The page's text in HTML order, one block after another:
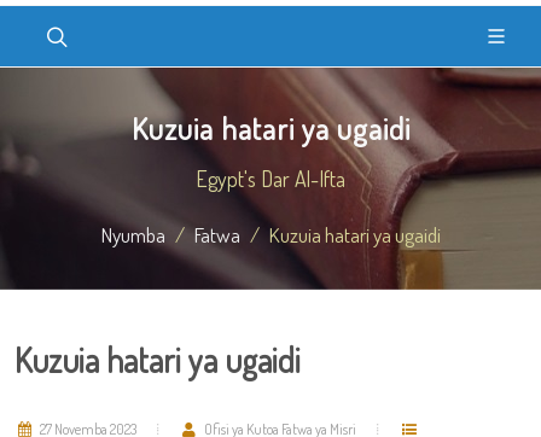
Kuzuia hatari ya ugaidi
Egypt's Dar Al-Ifta
Nyumba Fatwa Kuzuia hatari ya ugaidi
Kuzuia hatari ya ugaidi
27 Novemba 2023 Ofisi ya Kutoa Fatwa ya Misri